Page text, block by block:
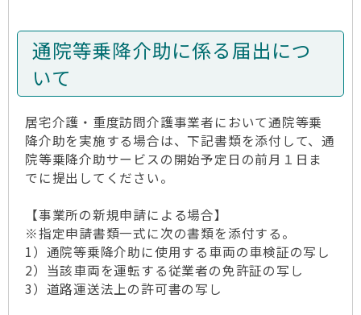
通院等乗降介助に係る届出につ
いて
居宅介護・重度訪問介護事業者において通院等乗
降介助を実施する場合は、下記書類を添付して、通
院等乗降介助サービスの開始予定日の前月１日ま
でに提出してください。
【事業所の新規申請による場合】
※指定申請書類一式に次の書類を添付する。
1）通院等乗降介助に使用する車両の車検証の写し
2）当該車両を運転する従業者の免許証の写し
3）道路運送法上の許可書の写し